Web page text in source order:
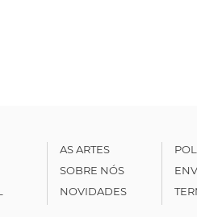
AS ARTES
SOBRE NÓS
NOVIDADES